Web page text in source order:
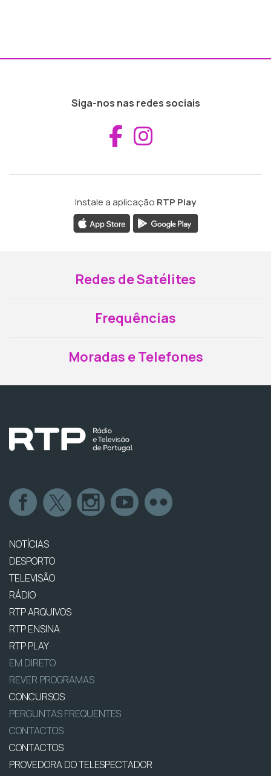
Siga-nos nas redes sociais
Aceder ao
Instale a aplicação RTP Play
Redes de Satélites
Frequências
Moradas e Telefones
NOTÍCIAS
DESPORTO
TELEVISÃO
RÁDIO
RTP ARQUIVOS
RTP ENSINA
RTP PLAY
EM DIRETO
REVER PROGRAMAS
CONCURSOS
PERGUNTAS FREQUENTES
CONTACTOS
CONTACTOS
PROVEDORA DO TELESPECTADOR